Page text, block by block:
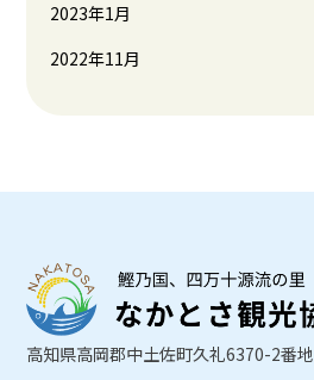
2023年1月
2022年11月
高知県高岡郡中土佐町久礼6370-2番地